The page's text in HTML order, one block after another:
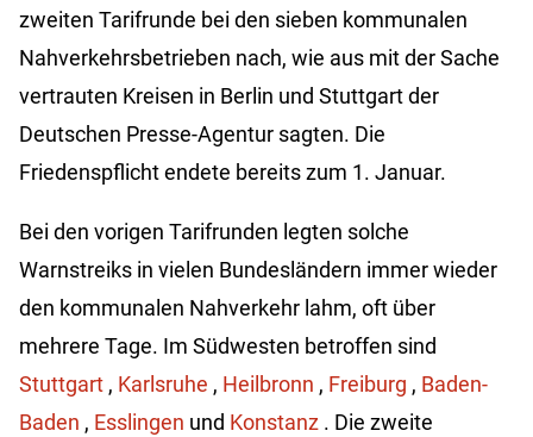
zweiten Tarifrunde bei den sieben kommunalen
Nahverkehrsbetrieben nach, wie aus mit der Sache
vertrauten Kreisen in Berlin und Stuttgart der
Deutschen Presse-Agentur sagten. Die
Friedenspflicht endete bereits zum 1. Januar.
Bei den vorigen Tarifrunden legten solche
Warnstreiks in vielen Bundesländern immer wieder
den kommunalen Nahverkehr lahm, oft über
mehrere Tage. Im Südwesten betroffen sind
Stuttgart , Karlsruhe , Heilbronn , Freiburg , Baden-
Baden , Esslingen und Konstanz . Die zweite